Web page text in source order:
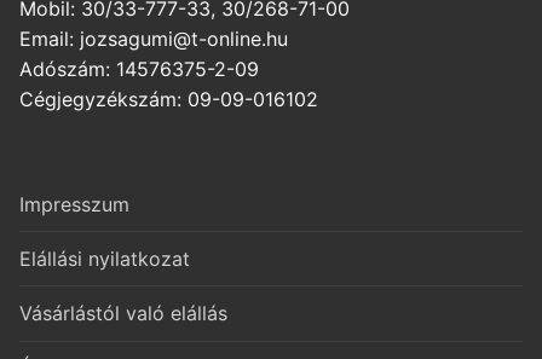
Mobil: 30/33-777-33, 30/268-71-00
Email: jozsagumi@t-online.hu
Adószám: 14576375-2-09
Cégjegyzékszám: 09-09-016102
Impresszum
Elállási nyilatkozat
Vásárlástól való elállás